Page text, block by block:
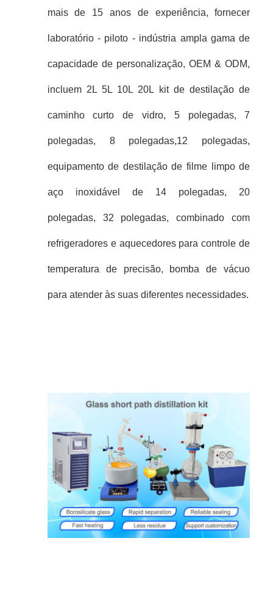
mais de 15 anos de experiência, fornecer
laboratório - piloto - indústria ampla gama de
capacidade de personalização, OEM & ODM,
incluem 2L 5L 10L 20L kit de destilação de
caminho curto de vidro, 5 polegadas, 7
polegadas, 8 polegadas,12 polegadas,
equipamento de destilação de filme limpo de
aço inoxidável de 14 polegadas, 20
polegadas, 32 polegadas, combinado com
refrigeradores e aquecedores para controle de
temperatura de precisão, bomba de vácuo
para atender às suas diferentes necessidades.